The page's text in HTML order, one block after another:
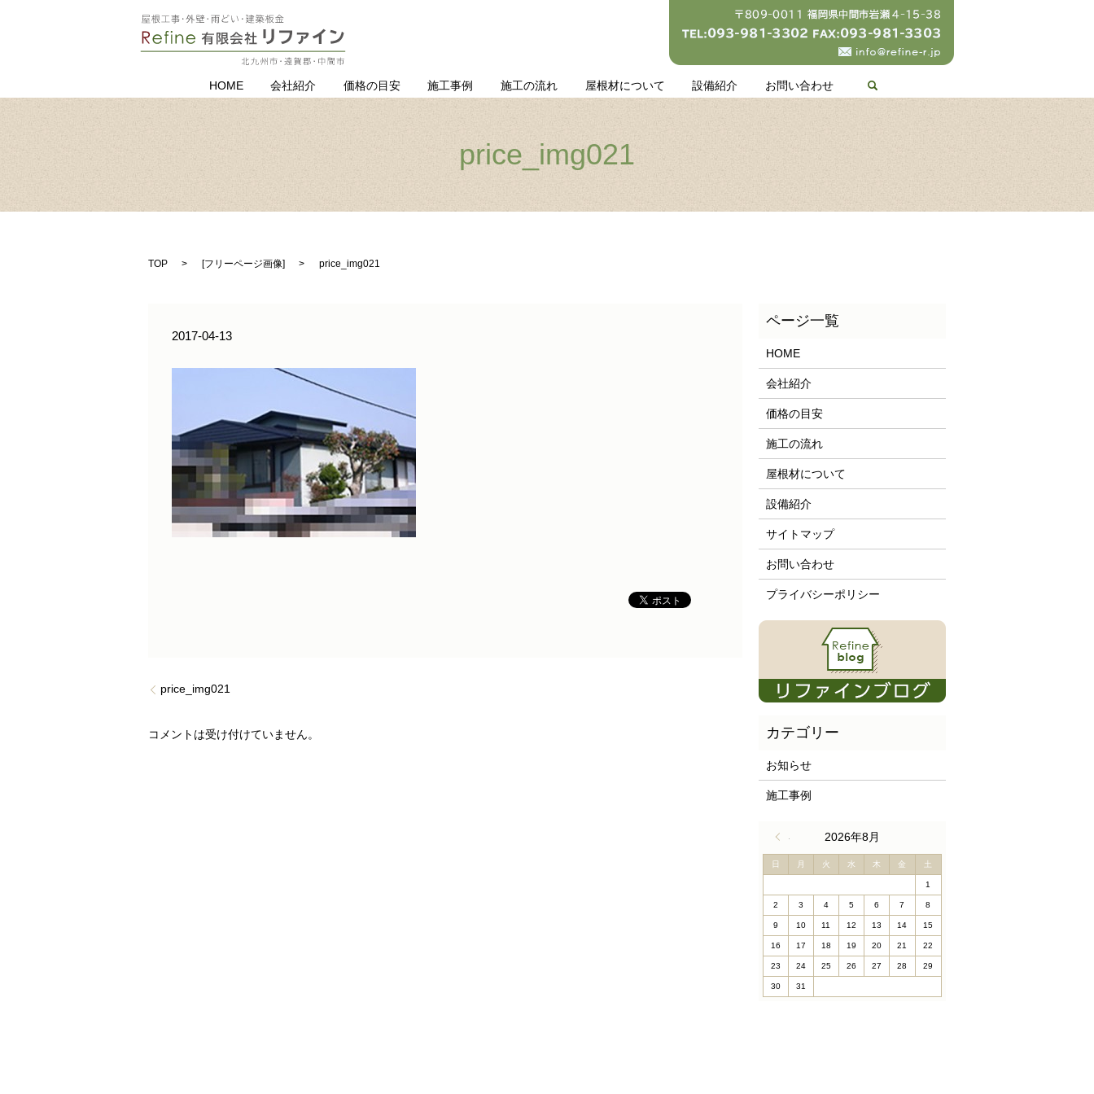
HOME 会社紹介 価格の目安 施工事例 施工の流れ 屋根材について 設備紹介 お問い合わせ
price_img021
TOP [フリーページ画像] price_img021
2017-04-13
price_img021
コメントは受け付けていません。
HOME
会社紹介
価格の目安
施工の流れ
屋根材について
設備紹介
サイトマップ
お問い合わせ
プライバシーポリシー
お知らせ
施工事例
2026年8月
日 月 火 水 木 金 土
1
2 3 4 5 6 7 8
9 10 11 12 13 14 15
16 17 18 19 20 21 22
23 24 25 26 27 28 29
30 31